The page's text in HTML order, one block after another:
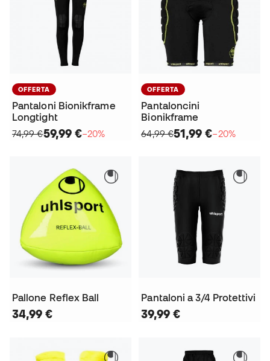
OFFERTA
Pantaloni Bionikframe
Longtight
74,99 €59,99 €−20%
OFFERTA
Pantaloncini
Bionikframe
64,99 €51,99 €−20%
Pallone Reflex Ball
34,99 €
Pantaloni a 3/4 Protettivi
39,99 €